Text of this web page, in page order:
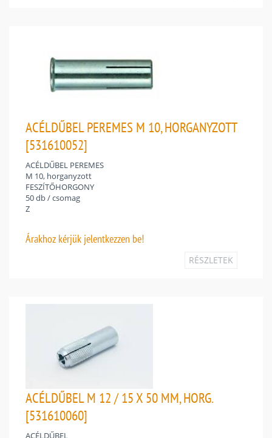
ACÉLDŰBEL PEREMES M 10, HORGANYZOTT
[531610052]
ACÉLDŰBEL PEREMES
M 10, horganyzott
FESZÍTŐHORGONY
50 db / csomag
Z
Árakhoz kérjük jelentkezzen be!
RÉSZLETEK
ACÉLDŰBEL M 12 / 15 X 50 MM, HORG.
[531610060]
ACÉLDŰBEL